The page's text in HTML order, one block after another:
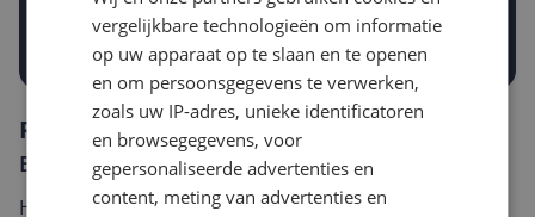
Prijsalert aanzetten
Reviews
Er zijn nog geen reviews geschreven
Heb jij dit product in bezit en wil je graag je mening
vergelijkbare technologieën om informatie
op uw apparaat op te slaan en te openen
en om persoonsgegevens te verwerken,
zoals uw IP-adres, unieke identificatoren
en browsegegevens, voor
gepersonaliseerde advertenties en
content, meting van advertenties en